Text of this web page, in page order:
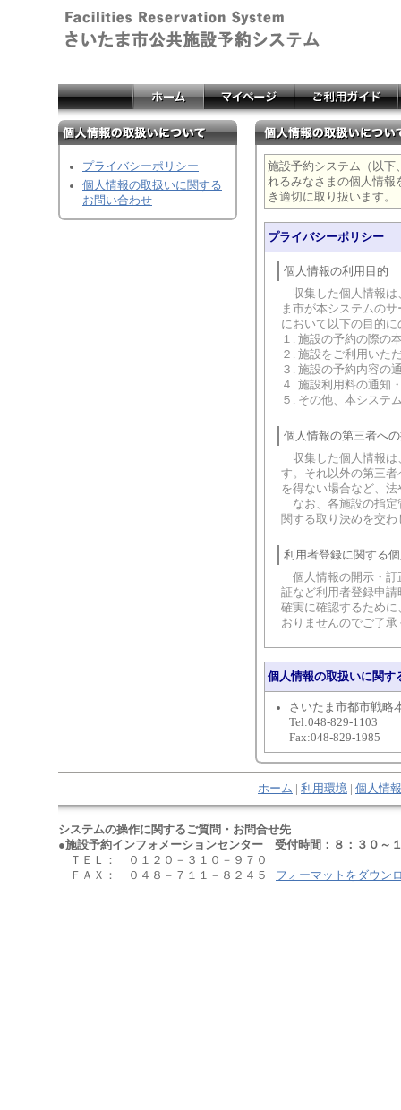
プライバシーポリシー
個人情報の取扱いに関する
お問い合わせ
施設予約システム（以下
れるみなさまの個人情報
き適切に取り扱います。
プライバシーポリシー
個人情報の利用目的
収集した個人情報は
ま市が本システムの
において以下の目的
１. 施設の予約の際の
２. 施設をご利用いた
３. 施設の予約内容の
４. 施設利用料の通知
５. その他、本システ
個人情報の第三者へ
収集した個人情報は
す。それ以外の第三
を得ない場合など、
なお、各施設の指定
関する取り決めを交
利用者登録に関する
個人情報の開示・訂
証など利用者登録申
確実に確認するため
おりませんのでご了承
個人情報の取扱いに関す
さいたま市都市戦略
Tel:048-829-1103
Fax:048-829-1985
ホーム 利用環境 個人情
システムの操作に関するご質問・お問合せ先
●施設予約インフォメーションセンター 受付時間：８：３０～
ＴＥＬ： ０１２０－３１０－９７０
ＦＡＸ： ０４８－７１１－８２４５
フォーマットをダウン